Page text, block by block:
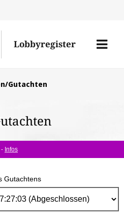
Lobbyregister
Menü
Gutachten
- Infos
Gutachtens